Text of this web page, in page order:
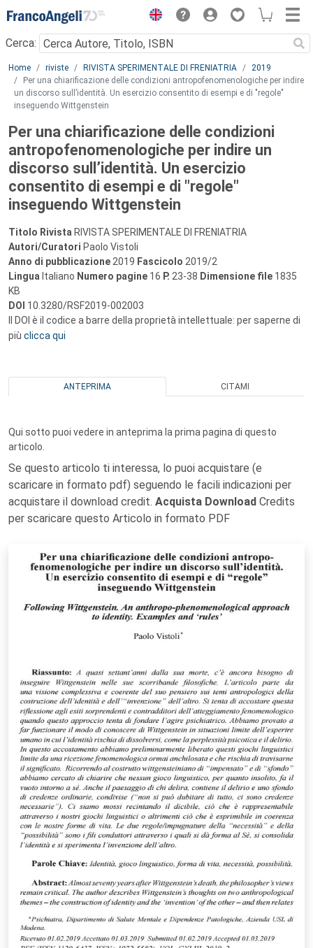
Menu
Cerca:
Main content
Home riviste RIVISTA SPERIMENTALE DI FRENIATRIA
2019
Per una chiarificazione delle condizioni antropofenomenologiche per indire
un discorso sull’identità. Un esercizio consentito di esempi e di "regole"
inseguendo Wittgenstein
Per una chiarificazione delle condizioni
antropofenomenologiche per indire un
discorso sull’identità. Un esercizio
consentito di esempi e di "regole"
inseguendo Wittgenstein
Titolo Rivista RIVISTA SPERIMENTALE DI FRENIATRIA
Autori/Curatori Paolo Vistoli
Anno di pubblicazione 2019 Fascicolo 2019/2
Lingua Italiano Numero pagine 16 P. 23-38 Dimensione file 1835
KB
DOI 10.3280/RSF2019-002003
Il DOI è il codice a barre della proprietà intellettuale: per saperne di
più clicca qui
ANTEPRIMA CITAMI
Qui sotto puoi vedere in anteprima la prima pagina di questo
articolo.
Se questo articolo ti interessa, lo puoi acquistare (e
scaricare in formato pdf) seguendo le facili indicazioni per
acquistare il download credit. Acquista Download Credits
per scaricare questo Articolo in formato PDF